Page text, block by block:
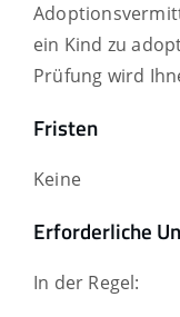
ein Kind zu
Prüfung wird
Fristen
Keine
Erforderliche
In der Regel: